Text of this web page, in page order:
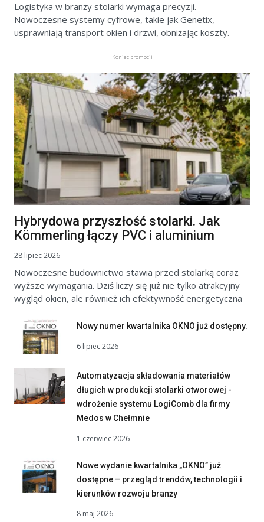
Logistyka w branży stolarki wymaga precyzji.
Nowoczesne systemy cyfrowe, takie jak Genetix,
usprawniają transport okien i drzwi, obniżając koszty.
Koniec promocji
Hybrydowa przyszłość stolarki. Jak
Kömmerling łączy PVC i aluminium
28 lipiec 2026
Nowoczesne budownictwo stawia przed stolarką coraz
wyższe wymagania. Dziś liczy się już nie tylko atrakcyjny
wygląd okien, ale również ich efektywność energetyczna
Nowy numer kwartalnika OKNO już dostępny.
6 lipiec 2026
Automatyzacja składowania materiałów
długich w produkcji stolarki otworowej -
wdrożenie systemu LogiComb dla firmy
Medos w Chełmnie
1 czerwiec 2026
Nowe wydanie kwartalnika „OKNO” już
dostępne – przegląd trendów, technologii i
kierunków rozwoju branży
8 maj 2026